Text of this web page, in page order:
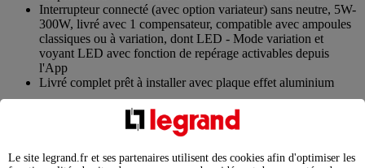
Interrupteur connecté (avec option variateur) sans neutre, 5W-
300W, livré avec 1 compensateur, compatible avec ampoules
classiques ou à variation, dont LED - Mode variation et
voyant LED avec fonction de repérage activables depuis
l'App
Livré complet prêt à installer avec plaque effet aluminium
personnalisez de nombreuses fonctionnalités à vos besoins
Le site legrand.fr et ses partenaires utilisent des cookies afin d'optimiser les